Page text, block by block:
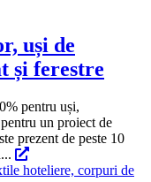
uși de
și ferestre
pentru uși,
un proiect de
prezent de peste 10